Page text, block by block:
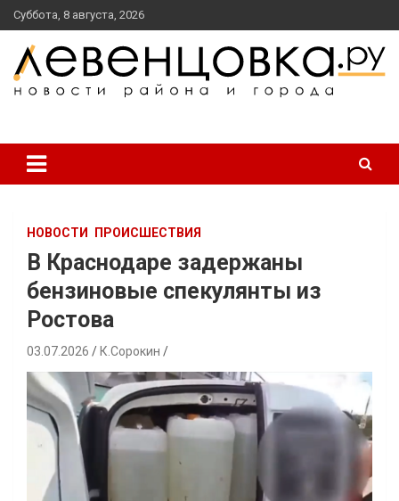
перейти
к
содержанию
Суббота, 8 августа, 2026
НОВОСТИ ПРОИСШЕСТВИЯ
В Краснодаре задержаны
бензиновые спекулянты из
Ростова
03.07.2026 К.Сорокин